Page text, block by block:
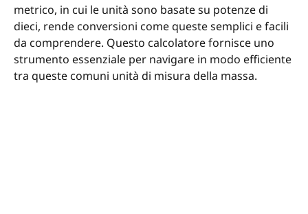
metrico, in cui le unità sono basate su potenze di
dieci, rende conversioni come queste semplici e facili
da comprendere. Questo calcolatore fornisce uno
strumento essenziale per navigare in modo efficiente
tra queste comuni unità di misura della massa.